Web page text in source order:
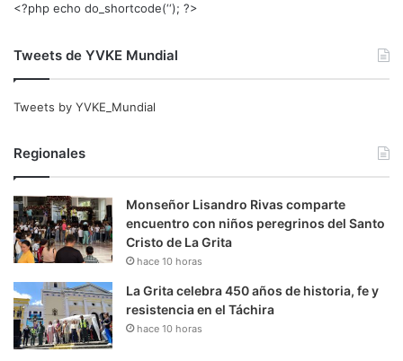
<?php echo do_shortcode(‘‘); ?>
Tweets de YVKE Mundial
Tweets by YVKE_Mundial
Regionales
Monseñor Lisandro Rivas comparte
encuentro con niños peregrinos del Santo
Cristo de La Grita
hace 10 horas
La Grita celebra 450 años de historia, fe y
resistencia en el Táchira
hace 10 horas